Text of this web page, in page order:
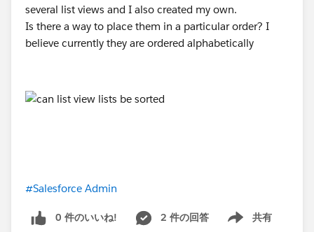
several list views and I also created my own.
Is there a way to place them in a particular order? I
believe currently they are ordered alphabetically
#Salesforce Admin
0 件のいいね! 2 件の回答 共有
Show menu